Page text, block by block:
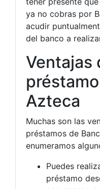
ya no cobras por
acudir
del banco a
Ventajas
Azteca
Muchas son las
préstamos de
enumeramos
Puedes
préstamo